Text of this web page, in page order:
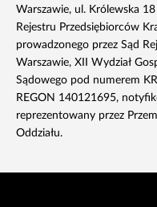
Warszawie, ul. Królewska
Rejestru Przedsiębiorców
prowadzonego przez Sąd
Warszawie, XII Wydział
Sądowego pod numerem
REGON 140121695,
reprezentowany przez
Oddziału.